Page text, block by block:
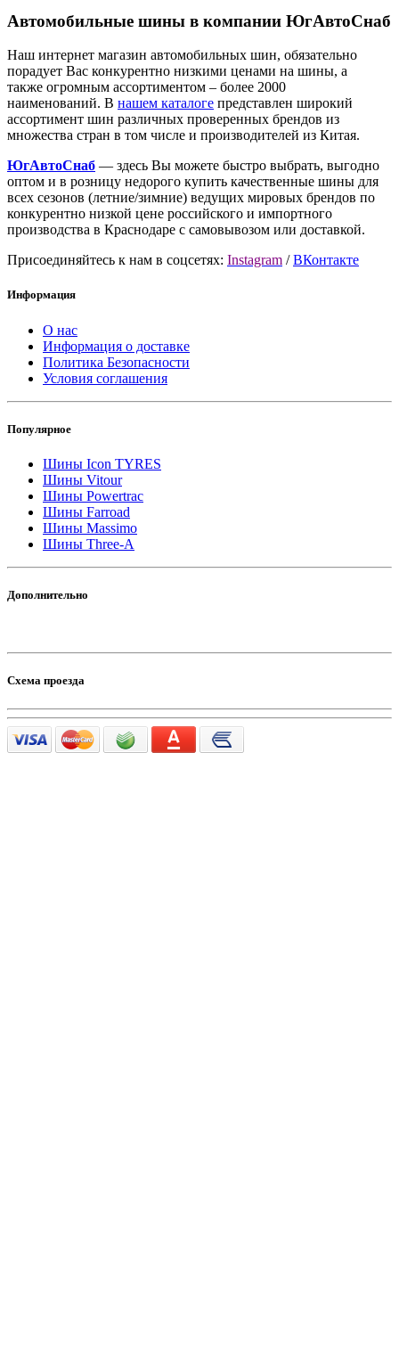
Автомобильные шины в компании ЮгАвтоСнаб
Наш интернет магазин автомобильных шин, обязательно
порадует Вас конкурентно низкими ценами на шины, а
также огромным ассортиментом – более 2000
наименований. В нашем каталоге представлен широкий
ассортимент шин различных проверенных брендов из
множества стран в том числе и производителей из Китая.
ЮгАвтоСнаб — здесь Вы можете быстро выбрать, выгодно
оптом и в розницу недорого купить качественные шины для
всех сезонов (летние/зимние) ведущих мировых брендов по
конкурентно низкой цене российского и импортного
производства в Краснодаре с самовывозом или доставкой.
Присоединяйтесь к нам в соцсетях: Instagram /ВКонтакте
Информация
О нас
Информация о доставке
Политика Безопасности
Условия соглашения
Популярное
Шины Icon TYRES
Шины Vitour
Шины Powertrac
Шины Farroad
Шины Massimo
Шины Three-A
Дополнительно
Схема проезда